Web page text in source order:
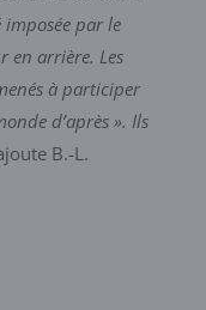
imposée par le
en arrière. Les
à participer
d’après ». Ils
B.-L.